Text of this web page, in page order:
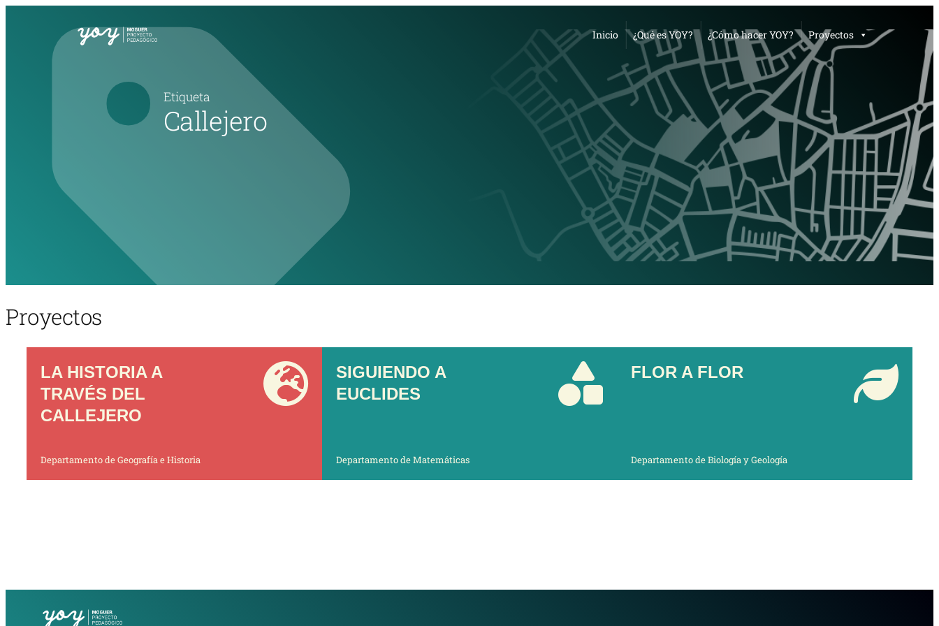
Inicio ¿Qué es YOY? ¿Cómo hacer YOY? Proyectos
Etiqueta
Callejero
Proyectos
LA HISTORIA A
TRAVÉS DEL
CALLEJERO
Departamento de Geografía e Historia
SIGUIENDO A
EUCLIDES
Departamento de Matemáticas
FLOR A FLOR
Departamento de Biología y Geología